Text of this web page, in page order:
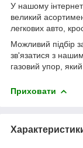
У нашому
великий
легкових авто,
Можливий підбір
зв'язатися з
газовий упор,
Приховати